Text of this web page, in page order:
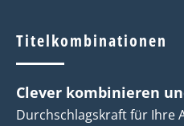
Titelkombinationen
Clever kombinieren
Durchschlagskraft für Ihre